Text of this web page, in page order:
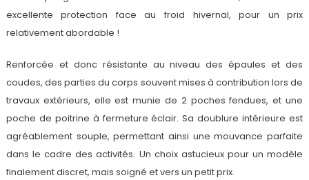
excellente protection face au froid hivernal, pour un prix
relativement abordable !
Renforcée et donc résistante au niveau des épaules et des
coudes, des parties du corps souvent mises à contribution lors de
travaux extérieurs, elle est munie de 2 poches fendues, et une
poche de poitrine à fermeture éclair. Sa doublure intérieure est
agréablement souple, permettant ainsi une mouvance parfaite
dans le cadre des activités. Un choix astucieux pour un modèle
finalement discret, mais soigné et vers un petit prix.